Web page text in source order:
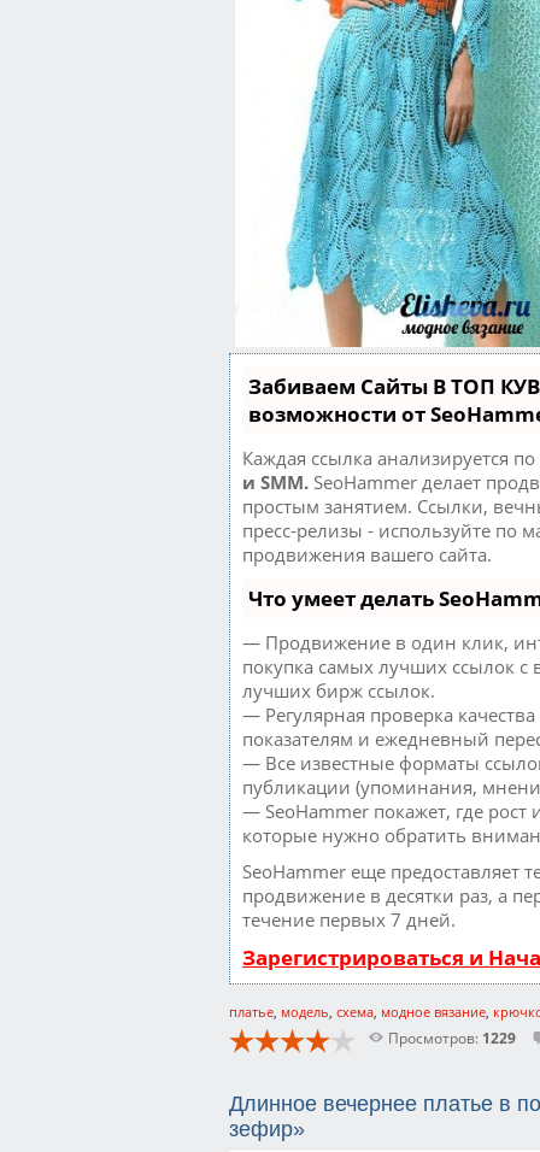
Забиваем Сайты В ТОП
возможности от
Каждая ссылка анализируется
и SMM. SeoHammer делает
простым занятием. Ссылки,
пресс-релизы - используйте по
продвижения вашего сайта.
Что умеет делать
— Продвижение в один клик,
покупка самых лучших ссылок с
лучших бирж ссылок.
— Регулярная проверка
показателям и ежедневный
— Все известные форматы
публикации (упоминания,
— SeoHammer покажет, где рост
которые нужно обратить
SeoHammer еще предоставляет
продвижение в десятки раз, а
течение первых 7 дней.
Зарегистрироваться и
платье модель схема модное вязание
Просмотров: 1229
Длинное вечернее платье в
зефир»